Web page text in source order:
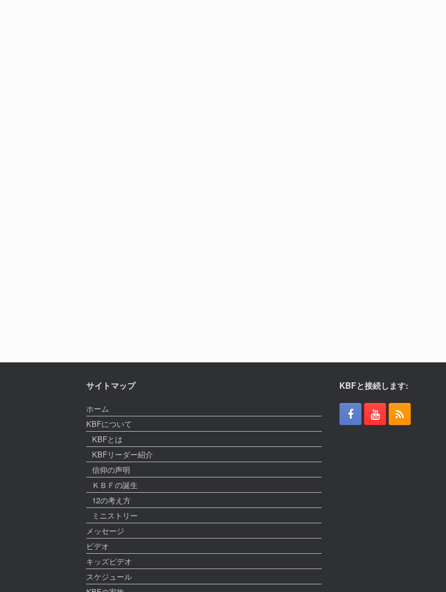
サイトマップ
ホーム
KBFについて
KBFとは
KBFリーダー紹介
信仰の声明
ＫＢＦの誕生
12の考え方
ミニストリー
メッセージ
ビデオ
キッズビデオ
スケジュール
KBFと接続します: